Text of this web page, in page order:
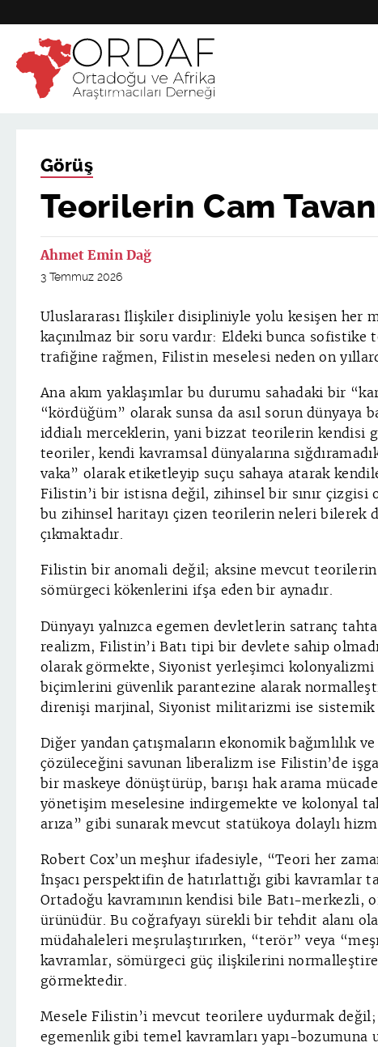
Görüş
Teorilerin Cam
Ahmet Emin Dağ
3 Temmuz 2026
Uluslararası İlişkiler disipliniyle yolu kesişen her
kaçınılmaz bir soru vardır: Eldeki bunca sofistike
trafiğine rağmen, Filistin meselesi neden on
Ana akım yaklaşımlar bu durumu sahadaki bir
“kördüğüm” olarak sunsa da asıl sorun dünyaya
iddialı merceklerin, yani bizzat teorilerin kendisi
teoriler, kendi kavramsal dünyalarına
vaka” olarak etiketleyip suçu sahaya atarak
Filistin’i bir istisna değil, zihinsel bir sınır çizgisi
bu zihinsel haritayı çizen teorilerin neleri bilerek
çıkmaktadır.
Filistin bir anomali değil; aksine mevcut teorilerin
sömürgeci kökenlerini ifşa eden bir aynadır.
Dünyayı yalnızca egemen devletlerin satranç
realizm, Filistin’i Batı tipi bir devlete sahip
olarak görmekte, Siyonist yerleşimci kolonyalizmi
biçimlerini güvenlik parantezine alarak
direnişi marjinal, Siyonist militarizmi ise
Diğer yandan çatışmaların ekonomik bağımlılık
çözüleceğini savunan liberalizm ise Filistin’de
bir maskeye dönüştürüp, barışı hak arama
yönetişim meselesine indirgemekte ve kolonyal
arıza” gibi sunarak mevcut statükoya dolaylı
Robert Cox’un meşhur ifadesiyle, “Teori her
İnşacı perspektifin de hatırlattığı gibi kavramlar
Ortadoğu kavramının kendisi bile Batı-merkezli,
ürünüdür. Bu coğrafyayı sürekli bir tehdit alanı
müdahaleleri meşrulaştırırken, “terör” veya
kavramlar, sömürgeci güç ilişkilerini
görmektedir.
Mesele Filistin’i mevcut teorilere uydurmak
egemenlik gibi temel kavramları yapı-bozumuna